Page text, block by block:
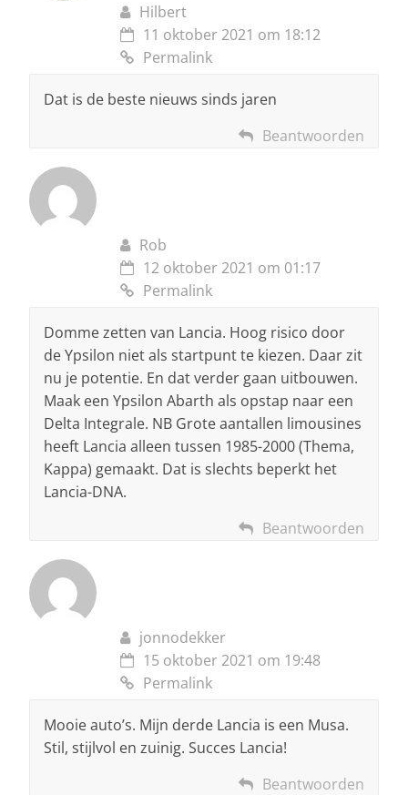
Hilbert
11 oktober 2021 om 18:12
Permalink
Dat is de beste nieuws sinds jaren
Beantwoorden
Rob
12 oktober 2021 om 01:17
Permalink
Domme zetten van Lancia. Hoog risico door
de Ypsilon niet als startpunt te kiezen. Daar zit
nu je potentie. En dat verder gaan uitbouwen.
Maak een Ypsilon Abarth als opstap naar een
Delta Integrale. NB Grote aantallen limousines
heeft Lancia alleen tussen 1985-2000 (Thema,
Kappa) gemaakt. Dat is slechts beperkt het
Lancia-DNA.
Beantwoorden
jonnodekker
15 oktober 2021 om 19:48
Permalink
Mooie auto’s. Mijn derde Lancia is een Musa.
Stil, stijlvol en zuinig. Succes Lancia!
Beantwoorden